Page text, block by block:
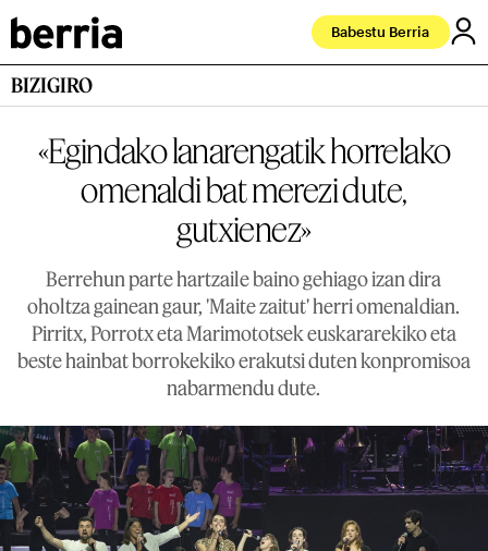
Babestu Berria
BIZIGIRO
«Egindako lanarengatik horrelako
omenaldi bat merezi dute,
gutxienez»
Berrehun parte hartzaile baino gehiago izan dira
oholtza gainean gaur, 'Maite zaitut' herri omenaldian.
Pirritx, Porrotx eta Marimototsek euskararekiko eta
beste hainbat borrokekiko erakutsi duten konpromisoa
nabarmendu dute.